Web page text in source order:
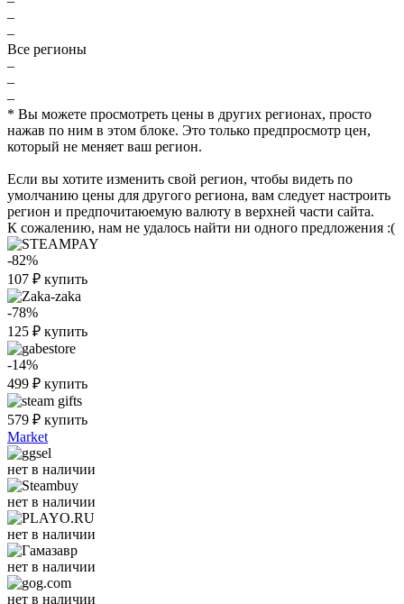
–
–
Все регионы
–
–
–
* Вы можете просмотреть цены в других регионах, просто
нажав по ним в этом блоке. Это только предпросмотр цен,
который не меняет ваш регион.
Если вы хотите изменить свой регион, чтобы видеть по
умолчанию цены для другого региона, вам следует настроить
регион и предпочитаюемую валюту в верхней части сайта.
К сожалению, нам не удалось найти ни одного предложения :(
-82%
107 ₽ купить
-78%
125 ₽ купить
-14%
499 ₽ купить
579 ₽ купить
Market
нет в наличии
нет в наличии
нет в наличии
нет в наличии
нет в наличии